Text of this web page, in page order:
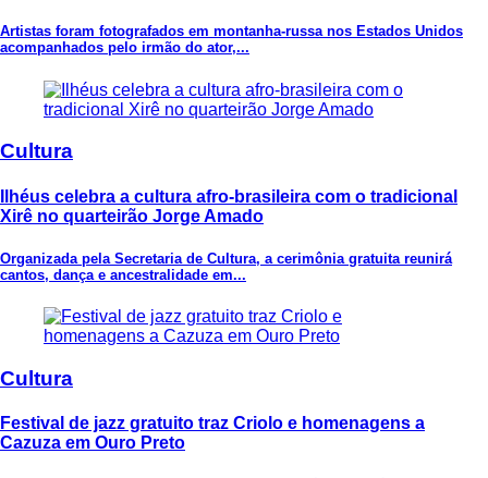
Artistas foram fotografados em montanha-russa nos Estados Unidos
acompanhados pelo irmão do ator,...
Cultura
Ilhéus celebra a cultura afro-brasileira com o tradicional
Xirê no quarteirão Jorge Amado
Organizada pela Secretaria de Cultura, a cerimônia gratuita reunirá
cantos, dança e ancestralidade em...
Cultura
Festival de jazz gratuito traz Criolo e homenagens a
Cazuza em Ouro Preto